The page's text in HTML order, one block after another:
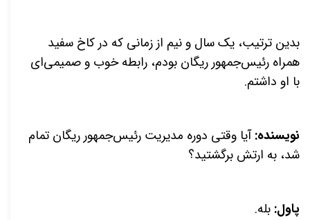
بدین ترتیب، یک سال و نیم از زمانی که در کاخ سفید
همراه رئیس‌جمهور ریگان بودم، رابطه خوب و صمیمی‌ای
با او داشتم.
نویسنده:آیا وقتی دوره مدیریت رئیس‌جمهور ریگان تمام
شد، به ارتش برگشتید؟
پاول: بله.